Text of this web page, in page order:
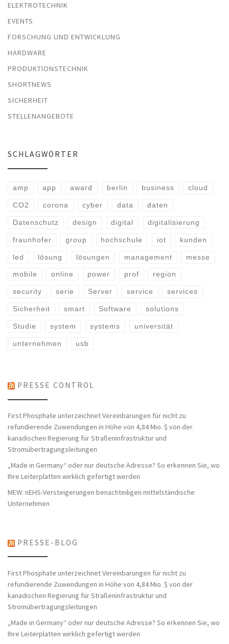
ELEKTROTECHNIK
EVENTS
FORSCHUNG UND ENTWICKLUNG
HARDWARE
PRODUKTIONSTECHNIK
SHORTNEWS
SICHERHEIT
STELLENANGEBOTE
SCHLAGWÖRTER
amp app award berlin business cloud
CO2 corona cyber data daten
Datenschutz design digital digitalisierung
fraunhofer group hochschule iot kunden
led lösung lösungen management messe
mobile online power prof region
security serie Server service services
Sicherheit smart Software solutions
Studie system systems universität
unternehmen usb
PRESSE CONTROL
First Phosphate unterzeichnet Vereinbarungen für nicht zu
refundierende Zuwendungen in Höhe von 4,84 Mio. $ von der
kanadischen Regierung für Straßeninfrastruktur und
Stromübertragungsleitungen
„Made in Germany“ oder nur deutsche Adresse? So erkennen Sie, wo
Ihre Leiterplatten wirklich gefertigt werden
MEW: nEHS-Versteigerungen benachteiligen mittelständische
Unternehmen
PRESSE-BLOG
First Phosphate unterzeichnet Vereinbarungen für nicht zu
refundierende Zuwendungen in Höhe von 4,84 Mio. $ von der
kanadischen Regierung für Straßeninfrastruktur und
Stromübertragungsleitungen
„Made in Germany“ oder nur deutsche Adresse? So erkennen Sie, wo
Ihre Leiterplatten wirklich gefertigt werden